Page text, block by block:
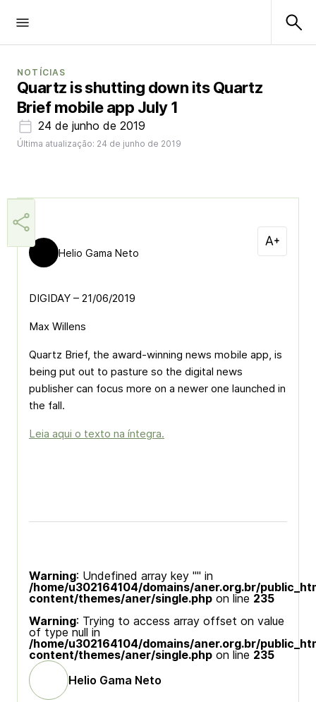
NOTÍCIAS
Quartz is shutting down its Quartz
Brief mobile app July 1
24 de junho de 2019
Última atualização: 24 de junho de 2019
Helio Gama Neto
DIGIDAY – 21/06/2019
Max Willens
Quartz Brief, the award-winning news mobile app, is
being put out to pasture so the digital news
publisher can focus more on a newer one launched in
the fall.
Leia aqui o texto na íntegra.
Warning: Undefined array key "" in
/home/u302164104/domains/aner.org.br/
content/themes/aner/single.php on line 235
Warning: Trying to access array offset on value
of type null in
/home/u302164104/domains/aner.org.br/
content/themes/aner/single.php on line 235
Helio Gama Neto